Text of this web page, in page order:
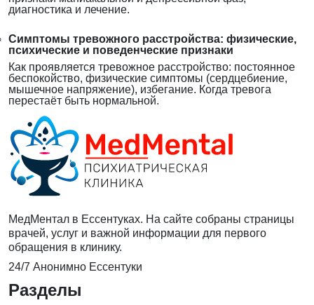
диагностика и лечение.
Симптомы тревожного расстройства: физические,
психические и поведенческие признаки
Как проявляется тревожное расстройство: постоянное
беспокойство, физические симптомы (сердцебиение,
мышечное напряжение), избегание. Когда тревога
перестаёт быть нормальной.
МедМентал в Ессентуках. На сайте собраны страницы
врачей, услуг и важной информации для первого
обращения в клинику.
24/7 Анонимно Ессентуки
Разделы